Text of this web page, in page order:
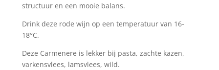
structuur en een mooie balans.
Drink deze rode wijn op een temperatuur van 16-
18°C.
Deze Carmenere is lekker bij pasta, zachte kazen,
varkensvlees, lamsvlees, wild.